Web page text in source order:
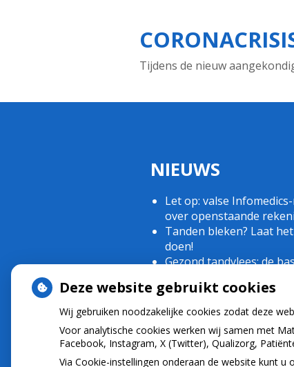
Tijdens de nieuw
NIEUWS
Let op: valse
over openstaande
Tanden bleken? Laat
doen!
Gezond tandvlees: de
Naar de tandarts in het
buitenland? Wees op je
(Mond)zorgkosten
2025? Check of die
Deze website gebruikt cookies
Wij gebruiken noodzakelijke cookies zodat deze
Voor analytische cookies werken wij samen met
Facebook, Instagram, X (Twitter), Qualizorg,
Via Cookie-instellingen onderaan de website kunt